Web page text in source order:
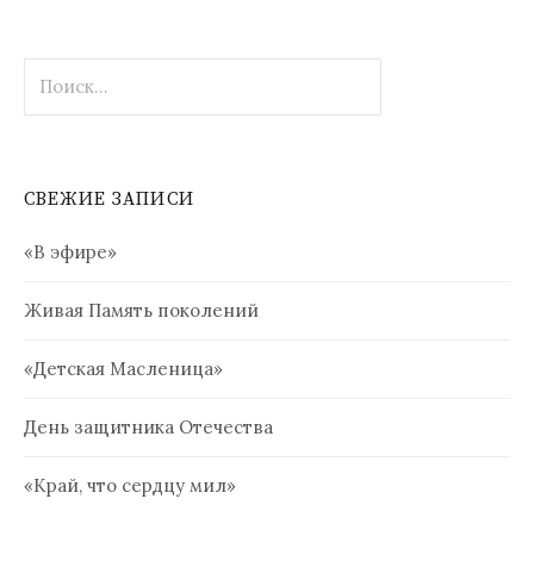
СВЕЖИЕ ЗАПИСИ
«В эфире»
Живая Память поколений
«Детская Масленица»
День защитника Отечества
«Край, что сердцу мил»